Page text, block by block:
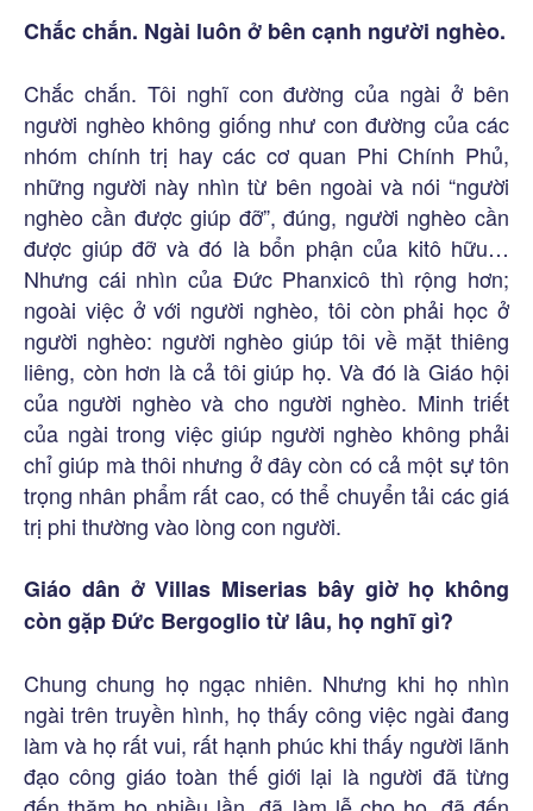
Chắc chắn. Ngài luôn ở bên cạnh người nghèo.
Chắc chắn. Tôi nghĩ con đường của ngài ở bên
người nghèo không giống như con đường của các
nhóm chính trị hay các cơ quan Phi Chính Phủ,
những người này nhìn từ bên ngoài và nói “người
nghèo cần được giúp đỡ”, đúng, người nghèo cần
được giúp đỡ và đó là bổn phận của kitô hữu…
Nhưng cái nhìn của Đức Phanxicô thì rộng hơn;
ngoài việc ở với người nghèo, tôi còn phải học ở
người nghèo: người nghèo giúp tôi về mặt thiêng
liêng, còn hơn là cả tôi giúp họ. Và đó là Giáo hội
của người nghèo và cho người nghèo. Minh triết
của ngài trong việc giúp người nghèo không phải
chỉ giúp mà thôi nhưng ở đây còn có cả một sự tôn
trọng nhân phẩm rất cao, có thể chuyển tải các giá
trị phi thường vào lòng con người.
Giáo dân ở Villas Miserias bây giờ họ không
còn gặp Đức Bergoglio từ lâu, họ nghĩ gì?
Chung chung họ ngạc nhiên. Nhưng khi họ nhìn
ngài trên truyền hình, họ thấy công việc ngài đang
làm và họ rất vui, rất hạnh phúc khi thấy người lãnh
đạo công giáo toàn thế giới lại là người đã từng